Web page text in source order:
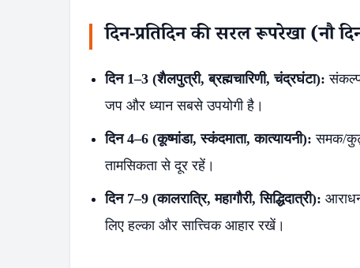
दिन-प्रतिदिन की सरल रूपरेखा (नौ
दिन 1–3 (शैलपुत्री, ब्रह्मचारिणी, चंद्रघंटा):
जप और ध्यान सबसे उपयोगी है।
दिन 4–6 (कूष्मांडा, स्कंदमाता, कात्यायनी): समक/
तामसिकता से दूर रहें।
दिन 7–9 (कालरात्रि, महागौरी, सिद्धिदात्री):
लिए हल्का और सात्त्विक आहार रखें।